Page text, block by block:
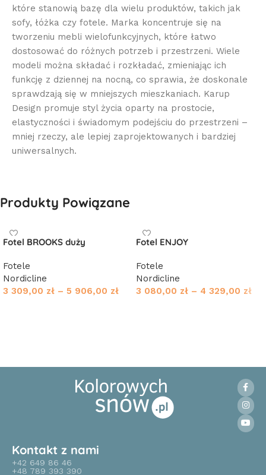
które stanowią bazę dla wielu produktów, takich jak
sofy, łóżka czy fotele. Marka koncentruje się na
tworzeniu mebli wielofunkcyjnych, które łatwo
dostosować do różnych potrzeb i przestrzeni. Wiele
modeli można składać i rozkładać, zmieniając ich
funkcję z dziennej na nocną, co sprawia, że doskonale
sprawdzają się w mniejszych mieszkaniach. Karup
Design promuje styl życia oparty na prostocie,
elastyczności i świadomym podejściu do przestrzeni –
mniej rzeczy, ale lepiej zaprojektowanych i bardziej
uniwersalnych.
Produkty Powiązane
Fotel BROOKS duży
Fotele
Nordicline
3 309,00 zł – 5 906,00 zł
Fotel ENJOY
Fotele
Nordicline
3 080,00 zł – 4 329,00 zł
Kontakt z nami
+42 649 86 46
+48 789 393 390